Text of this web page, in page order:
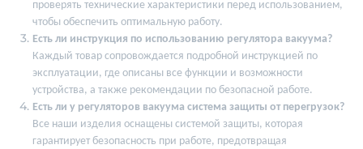
проверять технические характеристики перед использованием,
чтобы обеспечить оптимальную работу.
Есть ли инструкция по использованию регулятора вакуума?
Каждый товар сопровождается подробной инструкцией по
эксплуатации, где описаны все функции и возможности
устройства, а также рекомендации по безопасной работе.
Есть ли у регуляторов вакуума система защиты от перегрузок?
Все наши изделия оснащены системой защиты, которая
гарантирует безопасность при работе, предотвращая